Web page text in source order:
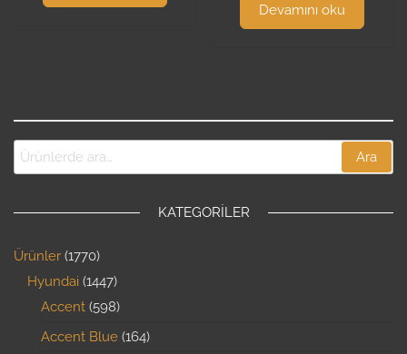
Devamını oku
Ara
KATEGORILER
Ürünler 1770
Hyundai 1447
Accent 598
Accent Blue 164